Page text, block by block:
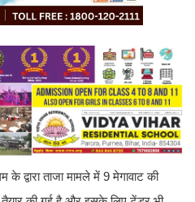
द्वारा ताजा मामले में 9 मेगावाट की